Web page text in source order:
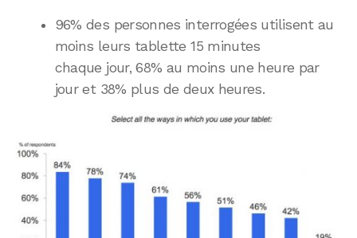
96% des personnes interrogées utilisent au
moins leurs tablette 15 minutes
chaque jour, 68% au moins une heure par
jour et 38% plus de deux heures.